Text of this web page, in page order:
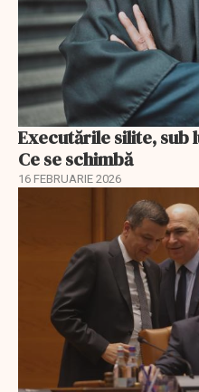
Executările silite,
Ce se schimbă
16 FEBRUARIE 2026